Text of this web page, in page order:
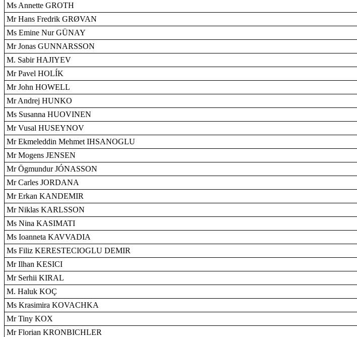
Ms Annette GROTH
Mr Hans Fredrik GRØVAN
Ms Emine Nur GÜNAY
Mr Jonas GUNNARSSON
M. Sabir HAJIYEV
Mr Pavel HOLÍK
Mr John HOWELL
Mr Andrej HUNKO
Ms Susanna HUOVINEN
Mr Vusal HUSEYNOV
Mr Ekmeleddin Mehmet IHSANOGLU
Mr Mogens JENSEN
Mr Ögmundur JÓNASSON
Mr Carles JORDANA
Mr Erkan KANDEMIR
Mr Niklas KARLSSON
Ms Nina KASIMATI
Ms Ioanneta KAVVADIA
Ms Filiz KERESTECIOGLU DEMIR
Mr Ilhan KESICI
Mr Serhii KIRAL
M. Haluk KOÇ
Ms Krasimira KOVACHKA
Mr Tiny KOX
Mr Florian KRONBICHLER